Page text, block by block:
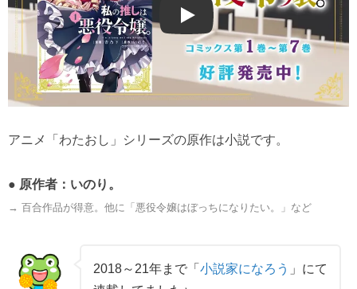
Play
アニメ「わたおし」シリーズの原作は小説です。
● 原作者： いのり。
→ 百合作品が得意。他に「悪役令嬢はぼっちになりたい。」など
2018～21年まで「 小説家になろう 」にて